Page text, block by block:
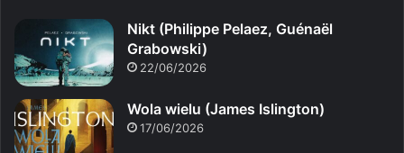
Nikt (Philippe Pelaez, Guénaël
Grabowski)
22/06/2026
Wola wielu (James Islington)
17/06/2026